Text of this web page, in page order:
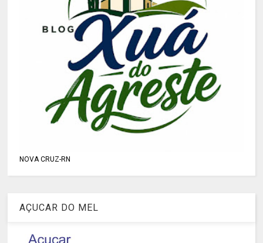
NOVA CRUZ-RN
AÇUCAR DO MEL